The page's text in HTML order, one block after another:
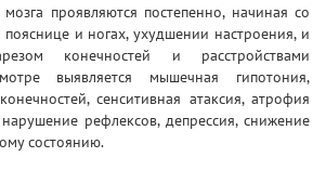
проявляются постепенно, начиная со
и ногах, ухудшении настроения, и
конечностей и расстройствами
выявляется мышечная гипотония,
сенситивная атаксия, атрофия
рефлексов, депрессия, снижение
состоянию.